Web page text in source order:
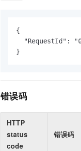
{
"RequestId":
}
错误码
HTTP
status
code
错误码